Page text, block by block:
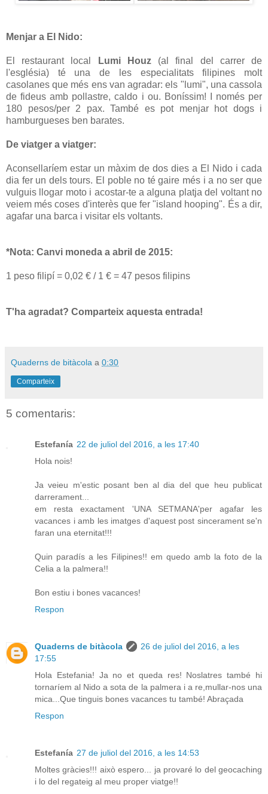
Menjar a El Nido:
El restaurant local Lumi Houz (al final del carrer de
l'església) té una de les especialitats filipines molt
casolanes que més ens van agradar: els "lumi", una cassola
de fideus amb pollastre, caldo i ou. Boníssim! I només per
180 pesos/per 2 pax. També es pot menjar hot dogs i
hamburgueses ben barates.
De viatger a viatger:
Aconsellaríem estar un màxim de dos dies a El Nido i cada
dia fer un dels tours. El poble no té gaire més i a no ser que
vulguis llogar moto i acostar-te a alguna platja del voltant no
veiem més coses d'interès que fer "island hooping". És a dir,
agafar una barca i visitar els voltants.
*Nota: Canvi moneda a abril de 2015:
1 peso filipí = 0,02 € / 1 € = 47 pesos filipins
T'ha agradat? Comparteix aquesta entrada!
Quaderns de bitàcola a 0:30
Comparteix
5 comentaris:
Estefanía 22 de juliol del 2016, a les 17:40
Hola nois!
Ja veieu m'estic posant ben al dia del que heu publicat
darrerament...
em resta exactament 'UNA SETMANA'per agafar les
vacances i amb les imatges d'aquest post sincerament se'n
faran una eternitat!!!
Quin paradís a les Filipines!! em quedo amb la foto de la
Celia a la palmera!!
Bon estiu i bones vacances!
Respon
Quaderns de bitàcola
26 de juliol del 2016, a les
17:55
Hola Estefania! Ja no et queda res! Noslatres també hi
tornaríem al Nido a sota de la palmera i a re,mullar-nos una
mica...Que tinguis bones vacances tu també! Abraçada
Respon
Estefanía 27 de juliol del 2016, a les 14:53
Moltes gràcies!!! això espero... ja provaré lo del geocaching
i lo del regateig al meu proper viatge!!